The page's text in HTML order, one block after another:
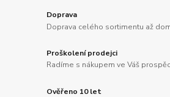
Doprava
Doprava celého sortimentu až
Proškolení prodejci
Radíme s nákupem ve Váš
Ověřeno 10 let